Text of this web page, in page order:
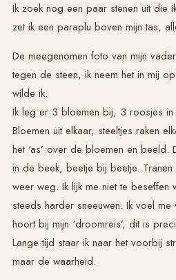
Ik zoek nog een paar stenen uit die
zet ik een paraplu boven mijn tas,
De meegenomen foto van mijn
tegen de steen, ik neem het in mij
wilde ik.
Ik leg er 3 bloemen bij, 3 roosjes in
Bloemen uit elkaar, steeltjes raken
het ‘as’ over de bloemen en
in de beek, beetje bij beetje.
weer weg. Ik lijk me niet te
steeds harder sneeuwen. Ik voel
hoort bij mijn ‘droomreis’, dit is
Lange tijd staar ik naar het voorbij
maar de waarheid.